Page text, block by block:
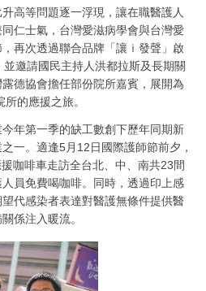
高等問題逐一浮現，讓在職醫護人
仁士氣，台灣愛滋病學會與台灣愛
再次透過聯合品牌「讓ｉ發聲」啟
邀請國民主持人洪都拉斯及長期關
德協會擔任部份院所嘉賓，展開為
的應援之旅。
年第一季的缺工數創下歷年同期新
一。適逢5月12日國際護師節前夕，
咖啡車走訪全台北、中、南共23間
員免費喝咖啡。同時，透過印上感
代感染者表達對醫護無條件提供醫
係注入暖流。